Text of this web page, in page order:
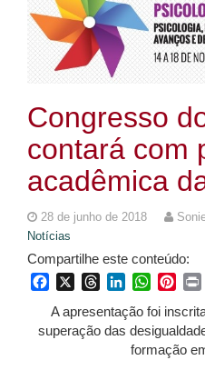
Congresso
contará com
acadêmica
28 de junho de 2018
Notícias
Compartilhe este conteúdo:
FacebookThreadsLinkedIn
A apresentação foi
superação das
formação